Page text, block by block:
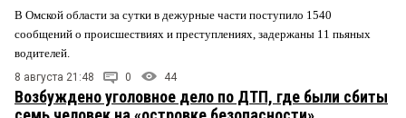
В Омской области за сутки в дежурные части поступило 1540
сообщений о происшествиях и преступлениях, задержаны 11 пьяных
водителей.
8 августа 21:48 0 44
Возбуждено уголовное дело по ДТП, где были сбиты